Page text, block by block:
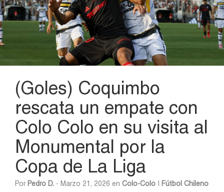
(Goles) Coquimbo
rescata un empate con
Colo Colo en su visita al
Monumental por la
Copa de La Liga
Por Pedro D. - Marzo 21, 2026 en Colo-Colo Fútbol Chileno